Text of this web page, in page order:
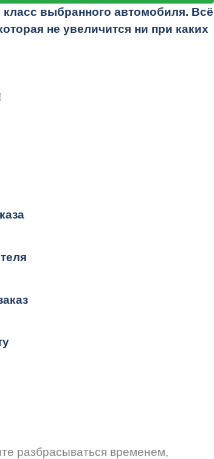
выбранного автомобиля. Всё
не увеличится ни при каких
разбрасываться временем,